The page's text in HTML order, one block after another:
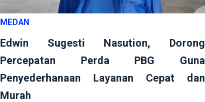
MEDAN
Edwin Sugesti Nasution, Dorong
Percepatan Perda PBG Guna
Penyederhanaan Layanan Cepat dan
Murah